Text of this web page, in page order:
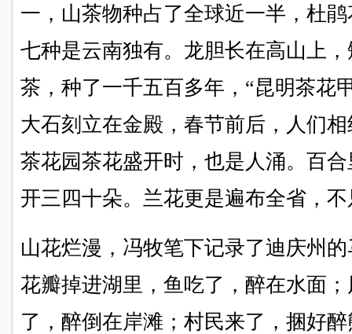
一，山茶物种占了全球近一半，杜
七种是云南独有。龙胆长在高山上
茶，种了一千五百多年，“昆明茶花
大石刻立在金殿，春节前后，人们
茶花园茶花盛开时，也是人涌。百
开三四十朵。兰花更是遍布全省，
山花烂漫，冯牧笔下记录了迪庆州
花瓣掉进湖里，鱼吃了，醉在水面
了，醉倒在岸滩；村民来了，捆好